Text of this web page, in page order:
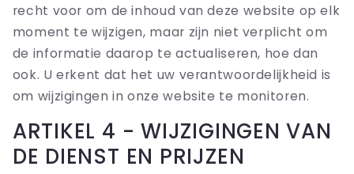
recht voor om de inhoud van deze website op elk
moment te wijzigen, maar zijn niet verplicht om
de informatie daarop te actualiseren, hoe dan
ook. U erkent dat het uw verantwoordelijkheid is
om wijzigingen in onze website te monitoren.
ARTIKEL 4 - WIJZIGINGEN VAN
DE DIENST EN PRIJZEN